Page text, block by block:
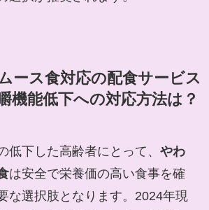
ース食対応の配食サービス
機能低下への対応方法は？
低下した高齢者にとって、 やわ
は安全で栄養価の高い食事を確
な選択肢となります。2024年現